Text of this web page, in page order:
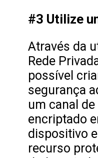
#3 Utilize
Através da
Rede
possível
segurança
um canal
encriptado
dispositivo
recurso